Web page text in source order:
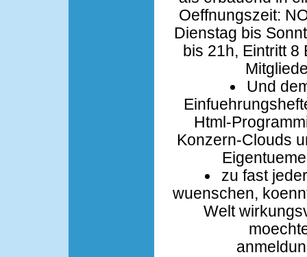
Oeffnungszeit:
Dienstag bis
bis 21h, Eintritt
Und
Html-
Konzern-Clouds
zu fast
wuenschen,
Welt